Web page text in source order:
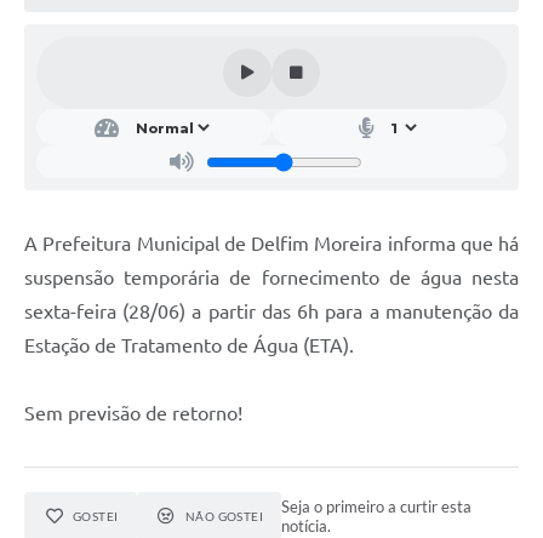
Requerimento
Arquivos para Download
A Prefeitura Municipal de Delfim Moreira informa que há
suspensão temporária de fornecimento de água nesta
sexta-feira (28/06) a partir das 6h para a manutenção da
Estação de Tratamento de Água (ETA).
Sem previsão de retorno!
GOSTEI NÃO GOSTEI
Seja o primeiro a curtir esta
notícia.